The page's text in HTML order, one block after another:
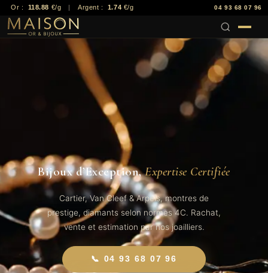
Or : 118.88 €/g | Argent : 1.74 €/g 04 93 68 07 96
Bijoux d’Exception,Expertise Certifiée
Cartier, Van Cleef & Arpels, montres de
prestige, diamants selon normes 4C. Rachat,
vente et estimation par nos joailliers.
📞 04 93 68 07 96